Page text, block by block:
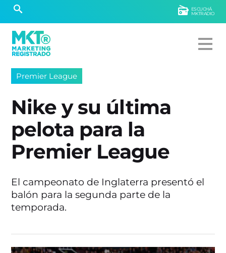
ESCUCHÁ
MKTRADIO
Premier League
Nike y su última
pelota para la
Premier League
El campeonato de Inglaterra presentó el
balón para la segunda parte de la
temporada.